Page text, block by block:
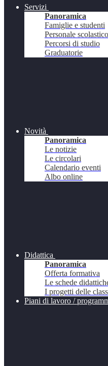
Servizi
Panoramica
Famiglie e studenti
Personale scolastico
Percorsi di studio
Graduatorie
Novità
Panoramica
Le notizie
Le circolari
Calendario eventi
Albo online
Didattica
Panoramica
Offerta formativa
Le schede
I progetti delle
Piani di lavoro /